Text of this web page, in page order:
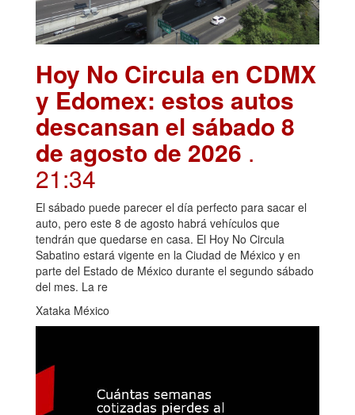
Hoy No Circula en CDMX
y Edomex: estos autos
descansan el sábado 8
de agosto de 2026 .
21:34
El sábado puede parecer el día perfecto para sacar el
auto, pero este 8 de agosto habrá vehículos que
tendrán que quedarse en casa. El Hoy No Circula
Sabatino estará vigente en la Ciudad de México y en
parte del Estado de México durante el segundo sábado
del mes. La re
Xataka México